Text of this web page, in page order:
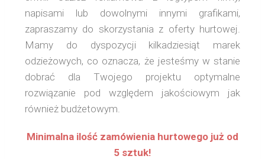
napisami lub dowolnymi innymi grafikami,
zapraszamy do skorzystania z oferty hurtowej.
Mamy do dyspozycji kilkadziesiąt marek
odzieżowych, co oznacza, że jesteśmy w stanie
dobrać dla Twojego projektu optymalne
rozwiązanie pod względem jakościowym jak
również budżetowym.
Minimalna ilość zamówienia hurtowego już od
5 sztuk!